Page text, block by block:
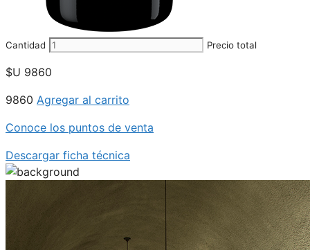
Cantidad Precio total
$U 9860
9860 Agregar al carrito
Conoce los puntos de venta
Descargar ficha técnica